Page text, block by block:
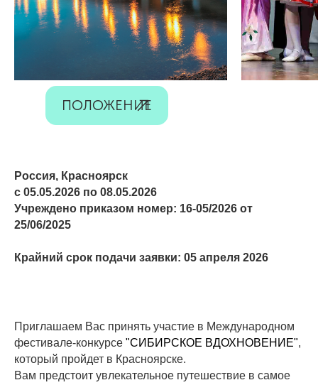
ПОЛОЖЕНИЕ
Россия, Красноярск
с 05.05.2026 по 08.05.2026
Учреждено приказом номер: 16-05/2026 от
25/06/2025
Крайний срок подачи заявки: 05 апреля 2026
Приглашаем Вас принять участие в Международном
фестивале-конкурсе "СИБИРСКОЕ ВДОХНОВЕНИЕ",
который пройдет в Красноярске.
Вам предстоит увлекательное путешествие в самое